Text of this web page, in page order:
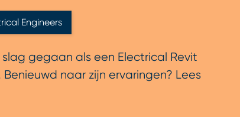
Engineers
gegaan als een Electrical Revit
naar zijn ervaringen? Lees